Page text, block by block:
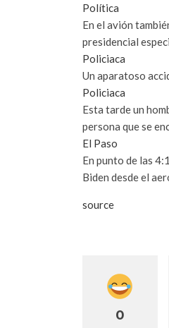
Política
En el avión
presidencial
Policiaca
Un aparatoso
Policiaca
Esta tarde un
persona que se
El Paso
En punto de las
Biden desde el
source
0